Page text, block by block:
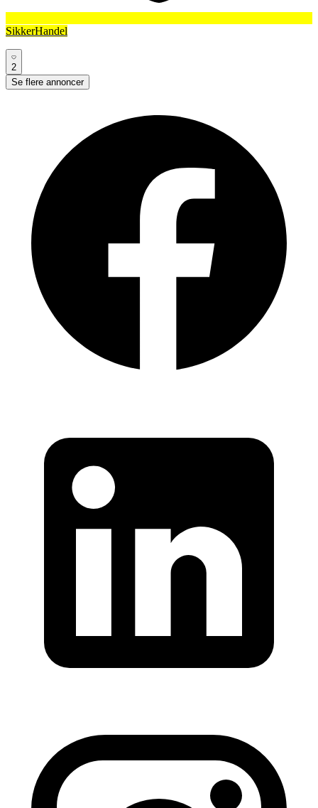
SikkerHandel
2
Se flere annoncer